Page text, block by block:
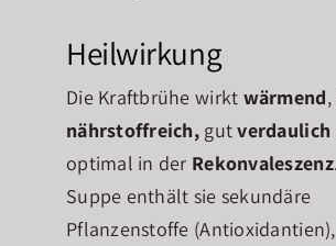
Heilwirkung
Die Kraftbrühe wirkt wärmend
nährstoffreich, gutverdaulich
optimal in der Rekonvaleszenz
Suppe enthält sie sekundäre
Pflanzenstoffe (Antioxidantien),